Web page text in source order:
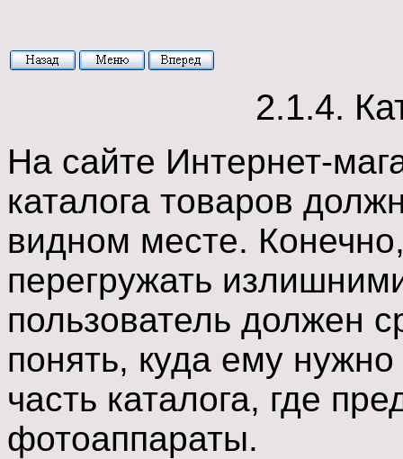
2.1.4.
На сайте Интернет-
каталога товаров
видном месте.
перегружать
пользователь должен
понять, куда ему
часть каталога, где
фотоаппараты.